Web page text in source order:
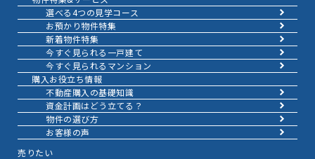
選べる4つの見学コース
お預かり物件特集
新着物件特集
今すぐ見られる一戸建て
今すぐ見られるマンション
購入お役立ち情報
不動産購入の基礎知識
資金計画はどう立てる？
物件の選び方
お客様の声
売りたい